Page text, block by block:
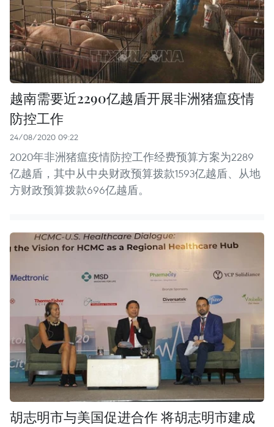
越南需要近2290亿越盾开展非洲猪瘟疫情
防控工作
24/08/2020 09:22
2020年非洲猪瘟疫情防控工作经费预算方案为2289
亿越盾，其中从中央财政预算拨款1593亿越盾、从地
方财政预算拨款696亿越盾。
胡志明市与美国促进合作 将胡志明市建成